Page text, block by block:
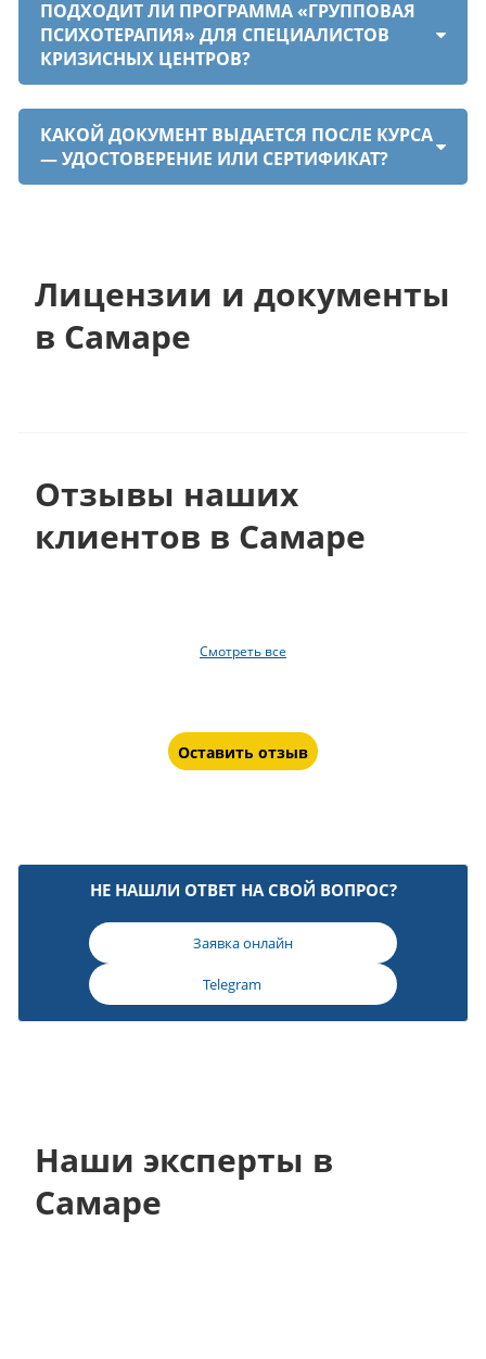
ПОДХОДИТ ЛИ ПРОГРАММА «ГРУППОВАЯ
ПСИХОТЕРАПИЯ» ДЛЯ СПЕЦИАЛИСТОВ
КРИЗИСНЫХ ЦЕНТРОВ?
КАКОЙ ДОКУМЕНТ ВЫДАЕТСЯ ПОСЛЕ КУРСА
— УДОСТОВЕРЕНИЕ ИЛИ СЕРТИФИКАТ?
Лицензии и документы
в Самаре
Отзывы наших
клиентов в Самаре
Смотреть все
Оставить отзыв
НЕ НАШЛИ ОТВЕТ НА СВОЙ ВОПРОС?
Заявка онлайн
Telegram
Наши эксперты в
Самаре